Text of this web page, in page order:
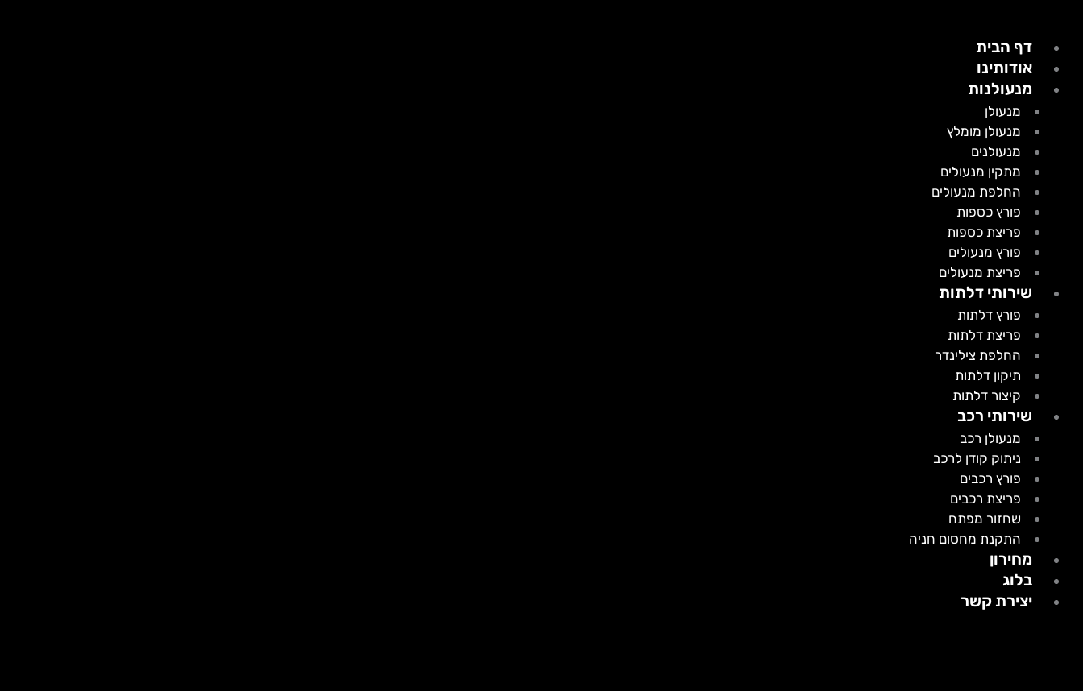
דף הבית
אודותינו
מנעולנות
מנעולן
מנעולן מומלץ
מנעולנים
מתקין מנעולים
החלפת מנעולים
פורץ כספות
פריצת כספות
פורץ מנעולים
פריצת מנעולים
שירותי דלתות
פורץ דלתות
פריצת דלתות
החלפת צילינדר
תיקון דלתות
קיצור דלתות
שירותי רכב
מנעולן רכב
ניתוק קודן לרכב
פורץ רכבים
פריצת רכבים
שחזור מפתח
התקנת מחסום חניה
מחירון
בלוג
יצירת קשר